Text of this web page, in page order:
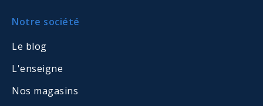
Notre société
Le blog
L'enseigne
Nos magasins